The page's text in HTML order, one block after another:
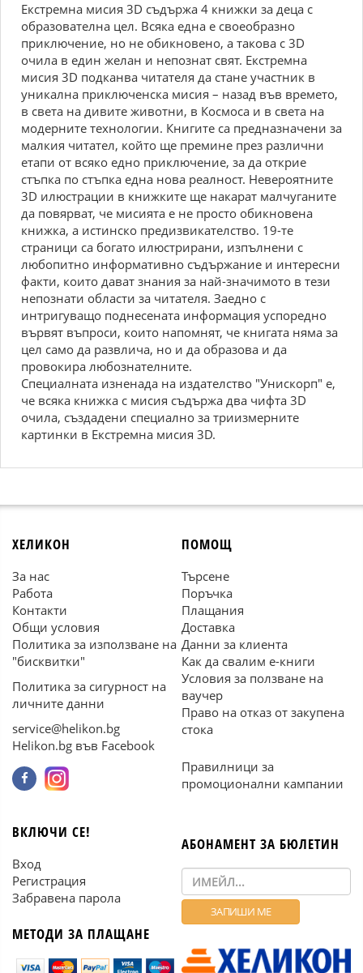
Екстремна мисия 3D съдържа 4 книжки за деца с
образователна цел. Всяка една е своеобразно
приключение, но не обикновено, а такова с 3D
очила в един желан и непознат свят. Екстремна
мисия 3D подканва читателя да стане участник в
уникална приключенска мисия – назад във времето,
в света на дивите животни, в Космоса и в света на
модерните технологии. Книгите са предназначени за
малкия читател, който ще премине през различни
етапи от всяко едно приключение, за да открие
стъпка по стъпка една нова реалност. Невероятните
3D илюстрации в книжките ще накарат малчуганите
да повярват, че мисията е не просто обикновена
книжка, а истинско предизвикателство. 19-те
страници са богато илюстрирани, изпълнени с
любопитно информативно съдържание и интересни
факти, които дават знания за най-значимото в тези
непознати области за читателя. Заедно с
интригуващо поднесената информация успоредно
вървят въпроси, които напомнят, че книгата няма за
цел само да развлича, но и да образова и да
провокира любознателните.
Специалната изненада на издателство "Унискорп" е,
че всяка книжка с мисия съдържа два чифта 3D
очила, създадени специално за триизмерните
картинки в Екстремна мисия 3D.
ХЕЛИКОН
За нас
Работа
Контакти
Общи условия
Политика за използване на
"бисквитки"
Политика за сигурност на
личните данни
service@helikon.bg
Helikon.bg във Facebook
ПОМОЩ
Търсене
Поръчка
Плащания
Доставка
Данни за клиента
Как да свалим е-книги
Условия за ползване на
ваучер
Право на отказ от закупена
стока
Правилници за
промоционални кампании
ВКЛЮЧИ СЕ!
Вход
Регистрация
Забравена парола
МЕТОДИ ЗА ПЛАЩАНЕ
АБОНАМЕНТ ЗА БЮЛЕТИН